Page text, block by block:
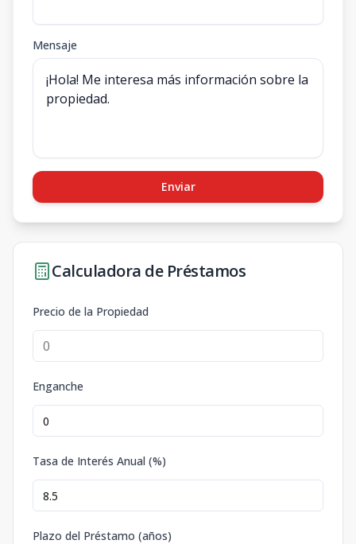
Mensaje
Enviar
Calculadora de Préstamos
Precio de la Propiedad
Enganche
Tasa de Interés Anual (%)
Plazo del Préstamo (años)